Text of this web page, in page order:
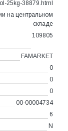
25kg-38879.html
на центральном
складе
109805
FAMARKET
0
0
0
00-00004734
6
N